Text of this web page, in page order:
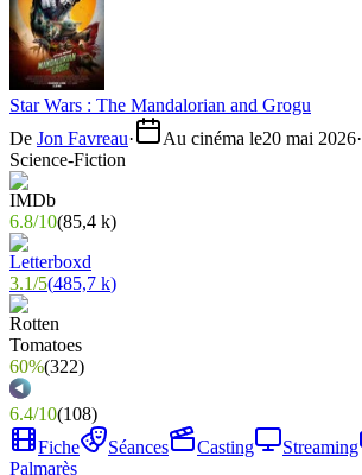
Star Wars : The Mandalorian and Grogu
De Jon Favreau· Au cinéma le20 mai 2026·
Science-Fiction
6.8/10(85,4 k)
3.1/5(485,7 k)
60%(322)
6.4/10(108)
Fiche
Séances Casting Streaming
Palmarès